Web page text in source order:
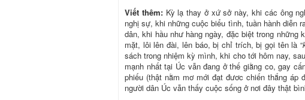
Viết thêm:Kỳ lạ thay ở xứ sở này, khi các ông
nghị sự, khi những cuộc biểu tình, tuần hành diễn
dân, khi hầu như hàng ngày, đặc biệt trong
mặt, lôi lên đài, lên báo, bị chỉ trích, bị gọi tên là “
sách trong nhiệm kỳ mình, khi cho tới hôm nay,
mạnh nhất tại Úc vẫn đang ở thế giằng co, gay
phiếu (thật nằm mơ mới đạt đươc chiến thắng áp
người dân Úc vẫn thấy cuộc sống ở nơi đây thật